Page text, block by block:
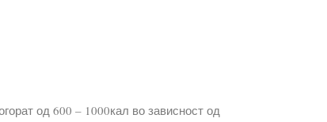
од 600 – 1000кал во зависност од